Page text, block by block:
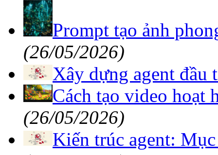
Prompt tạo ảnh
(26/05/2026)
Xây dựng agent đầu
Cách tạo video hoạt
(26/05/2026)
Kiến trúc agent: